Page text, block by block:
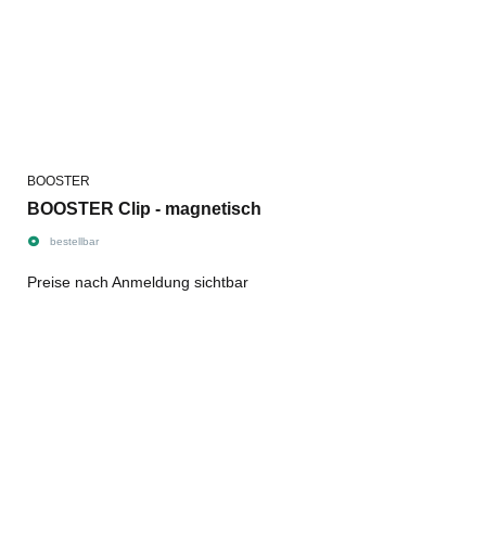
BOOSTER
BOOSTER Clip - magnetisch
bestellbar
Preise nach Anmeldung sichtbar